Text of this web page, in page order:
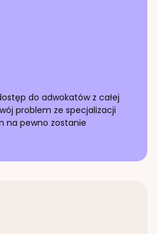
do adwokatów z całej
problem ze specjalizacji
na pewno zostanie